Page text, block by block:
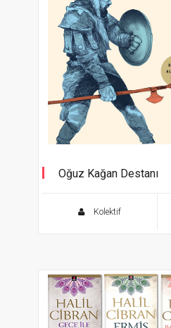
Oğuz Kağan Destanı
Kolektif